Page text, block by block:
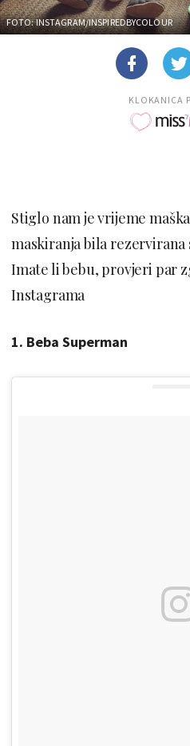
FOTO: INSTAGRAM/INSPIREDBYCOLOUR
KLOKANICA
Stiglo nam je vrijeme
maskiranja bila rezervirana
Imate li bebu, provjeri par
Instagrama
1. Beba Superman